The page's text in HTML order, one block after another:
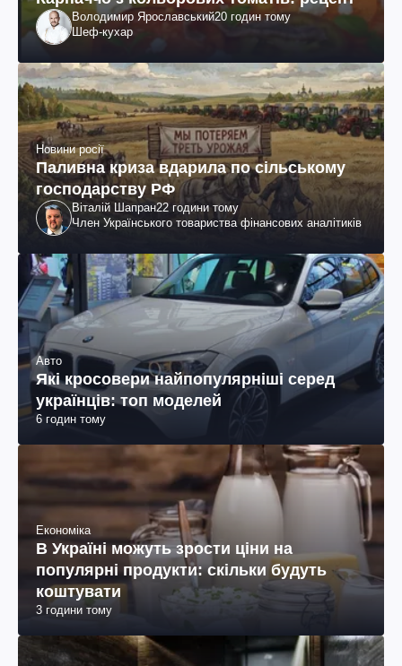
Володимир Ярославський20 годин тому
Шеф-кухар
Новини росії
Паливна криза вдарила по сільському
господарству РФ
Віталій Шапран22 години тому
Член Українського товариства фінансових аналітиків
Авто
Які кросовери найпопулярніші серед
українців: топ моделей
6 годин тому
Економіка
В Україні можуть зрости ціни на
популярні продукти: скільки будуть
коштувати
3 години тому